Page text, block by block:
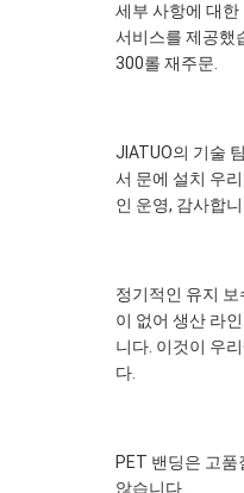
세부 사항에 대
서비스를 제공했
300롤 재주문.
JIATUO의 기술
서 문에 설치 우
인 운영, 감사합
정기적인 유지
이 없어 생산 라
니다. 이것이 우
다.
PET 밴딩은 고
않습니다.